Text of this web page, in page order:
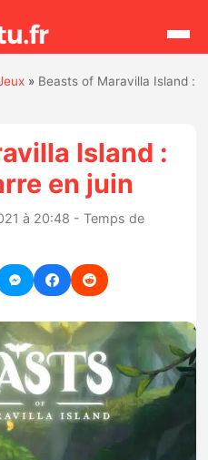
» Beasts of Maravilla Island :
Island :
en juin
à 20:48 - Temps de